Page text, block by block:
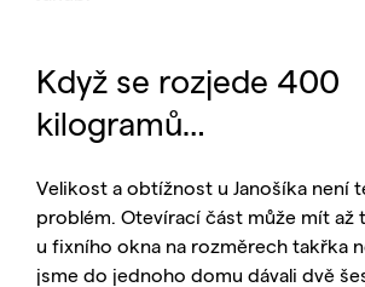
Když se rozjede 400
kilogramů…
Velikost a obtížnost u Janošíka není
problém. Otevírací část může mít až
u fixního okna na rozměrech takřka
jsme do jednoho domu dávali dvě